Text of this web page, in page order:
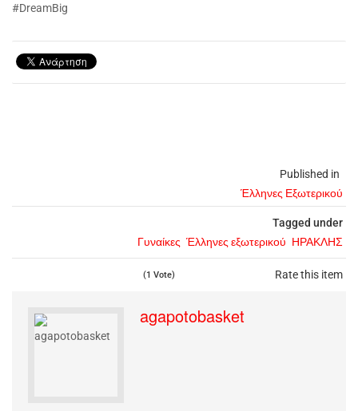
Published in
Έλληνες Εξωτερικού
Tagged under
Γυναίκες Έλληνες εξωτερικού ΗΡΑΚΛΗΣ
Rate this item
(1 Vote)
#DreamBig
agapotobasket